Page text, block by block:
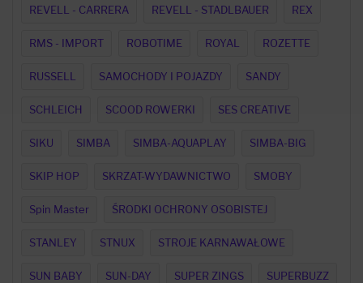
REVELL - CARRERA REVELL - STADLBAUER REX
RMS - IMPORT ROBOTIME ROYAL ROZETTE
RUSSELL SAMOCHODY I POJAZDY SANDY
SCHLEICH SCOOD ROWERKI SES CREATIVE
SIKU SIMBA SIMBA-AQUAPLAY SIMBA-BIG
SKIP HOP SKRZAT-WYDAWNICTWO SMOBY
Spin Master ŚRODKI OCHRONY OSOBISTEJ
STANLEY STNUX STROJE KARNAWAŁOWE
SUN BABY SUN-DAY SUPER ZINGS SUPERBUZZ